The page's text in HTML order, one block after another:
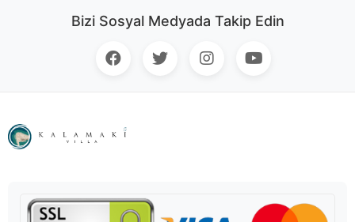
Bizi Sosyal Medyada Takip Edin